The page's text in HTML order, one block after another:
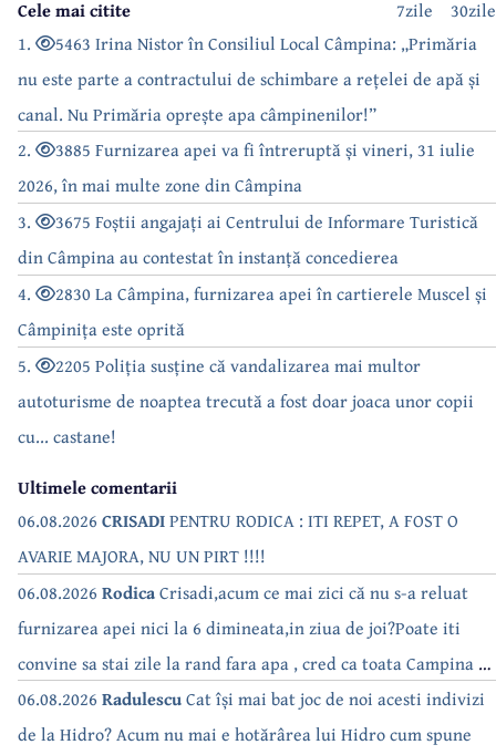
30zile
7zile
Cele mai citite
1.
5463 Irina Nistor în Consiliul Local Câmpina: „Primăria
nu este parte a contractului de schimbare a rețelei de apă și
canal. Nu Primăria oprește apa câmpinenilor!”
2.
3885 Furnizarea apei va fi întreruptă și vineri, 31 iulie
2026, în mai multe zone din Câmpina
3.
3675 Foștii angajați ai Centrului de Informare Turistică
din Câmpina au contestat în instanță concedierea
4.
2830 La Câmpina, furnizarea apei în cartierele Muscel și
Câmpinița este oprită
5.
2205 Poliția susține că vandalizarea mai multor
autoturisme de noaptea trecută a fost doar joaca unor copii
cu... castane!
Ultimele comentarii
06.08.2026 CRISADIPENTRU RODICA : ITI REPET, A FOST O
AVARIE MAJORA, NU UN PIRT !!!!
06.08.2026 RodicaCrisadi,acum ce mai zici că nu s-a reluat
furnizarea apei nici la 6 dimineata,in ziua de joi?Poate iti
convine sa stai zile la rand fara apa , cred ca toata Campina s-
a săturat de cate ori se tot oprește apa!!
06.08.2026 RadulescuCat își mai bat joc de noi acesti indivizi
de la Hidro? Acum nu mai e hotărârea lui Hidro cum spune